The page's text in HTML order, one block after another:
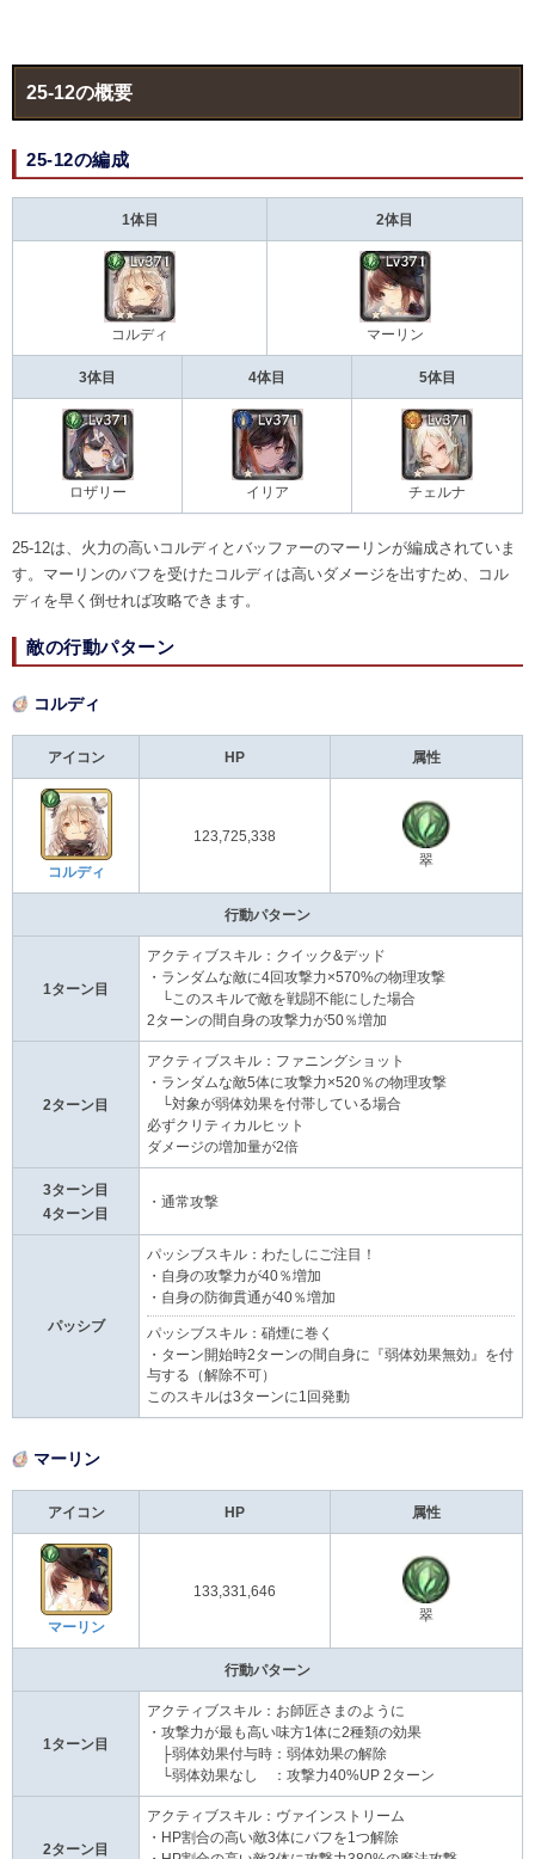
25-12の概要
25-12の編成
1体目 2体目
コルディ マーリン
3体目 4体目 5体目
ロザリー イリア チェルナ
25-12は、火力の高いコルディとバッファーのマーリンが編成されていま
す。マーリンのバフを受けたコルディは高いダメージを出すため、コル
ディを早く倒せれば攻略できます。
敵の行動パターン
コルディ
アイコン HP 属性
コルディ
123,725,338
翠
行動パターン
1ターン目
アクティブスキル：クイック&デッド
・ランダムな敵に4回攻撃力×570%の物理攻撃
└このスキルで敵を戦闘不能にした場合
2ターンの間自身の攻撃力が50％増加
2ターン目
アクティブスキル：ファニングショット
・ランダムな敵5体に攻撃力×520％の物理攻撃
└対象が弱体効果を付帯している場合
必ずクリティカルヒット
ダメージの増加量が2倍
3ターン目
4ターン目
・通常攻撃
パッシブ
パッシブスキル：わたしにご注目！
・自身の攻撃力が40％増加
・自身の防御貫通が40％増加
パッシブスキル：硝煙に巻く
・ターン開始時2ターンの間自身に『弱体効果無効』を付
与する（解除不可）
このスキルは3ターンに1回発動
マーリン
アイコン HP 属性
マーリン
133,331,646
翠
行動パターン
1ターン目
アクティブスキル：お師匠さまのように
・攻撃力が最も高い味方1体に2種類の効果
├弱体効果付与時：弱体効果の解除
└弱体効果なし ：攻撃力40%UP 2ターン
2ターン目
アクティブスキル：ヴァインストリーム
・HP割合の高い敵3体にバフを1つ解除